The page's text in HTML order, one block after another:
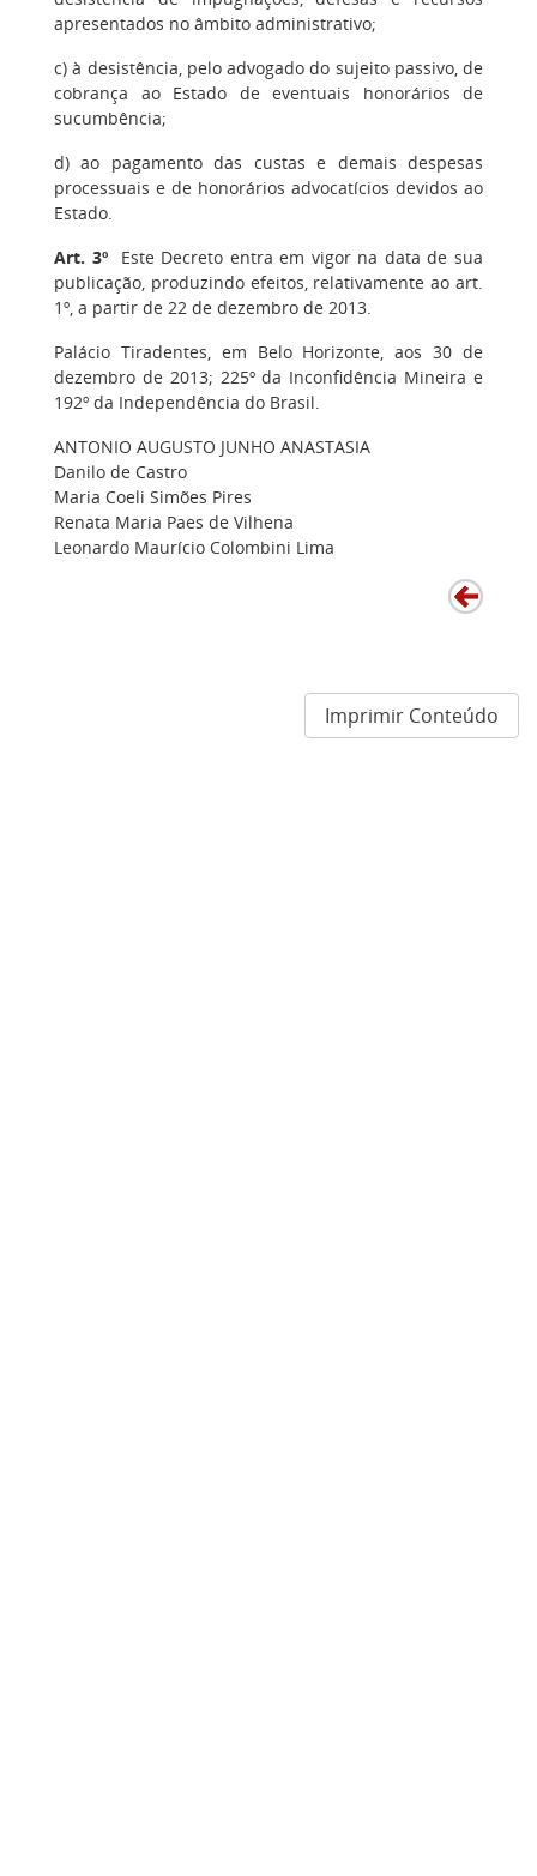
apresentados no âmbito administrativo;
c) à desistência, pelo advogado do sujeito passivo, de
cobrança ao Estado de eventuais honorários de
sucumbência;
d) ao pagamento das custas e demais despesas
processuais e de honorários advocatícios devidos ao
Estado.
Art. 3º
Este Decreto entra em vigor na data de sua
publicação, produzindo efeitos, relativamente ao art.
1º, a partir de 22 de dezembro de 2013.
Palácio Tiradentes, em Belo Horizonte, aos 30 de
dezembro de 2013; 225º da Inconfidência Mineira e
192º da Independência do Brasil.
ANTONIO AUGUSTO JUNHO ANASTASIA
Danilo de Castro
Maria Coeli Simões Pires
Renata Maria Paes de Vilhena
Leonardo Maurício Colombini Lima
Imprimir Conteúdo